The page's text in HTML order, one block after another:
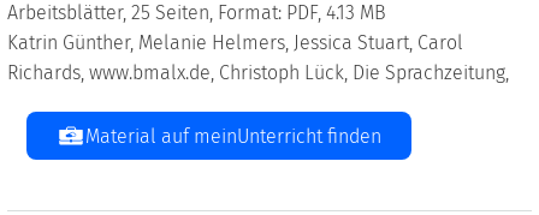
Arbeitsblätter, 25 Seiten, Format: PDF, 4.13 MB
Katrin Günther, Melanie Helmers, Jessica Stuart, Carol
Richards, www.bmalx.de, Christoph Lück, Die Sprachzeitung,
Material auf meinUnterricht finden